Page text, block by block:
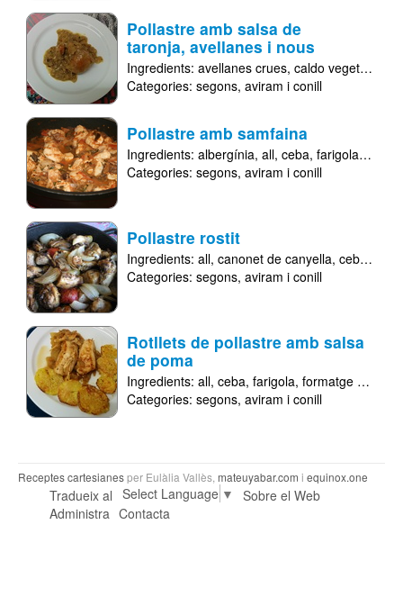
Pollastre amb salsa de
taronja, avellanes i nous
Ingredients: avellanes crues caldo vegetal
Categories: segons aviram i conill
Pollastre amb samfaina
Ingredients: albergínia all ceba farigola oli
Categories: segons aviram i conill
Pollastre rostit
Ingredients: all canonet de canyella ceba
Categories: segons aviram i conill
Rotllets de pollastre amb salsa
de poma
Ingredients: all ceba farigola formatge parmesà
Categories: segons aviram i conill
Receptes cartesianesper Eulàlia Vallès, mateuyabar.com i equinox.one
Tradueix al Select Language ▼
Sobre el Web
Administra Contacta